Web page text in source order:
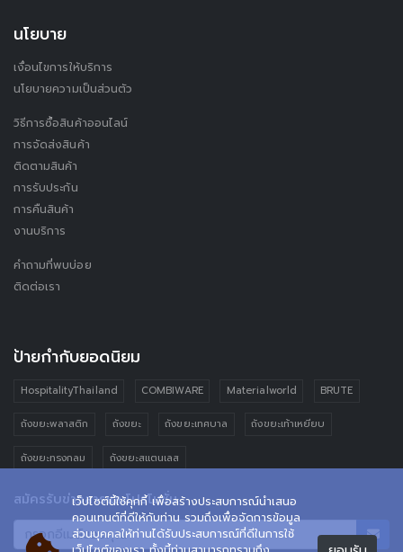
เว็ปไซต์นี้ใช้คุกกี้ เพื่อสร้างประสบการณ์นำเสนอ
คอนเทนต์ที่ดีให้กับท่าน รวมถึงเพื่อจัดการข้อมูล
ส่วนบุคคลให้ท่านได้รับประสบการณ์ที่ดีในการใช้
นโยบาย
เงื่อนไขการให้บริการ
นโยบายความเป็นส่วนตัว
วิธีการซื้อสินค้าออนไลน์
การจัดส่งสินค้า
ติดตามสินค้า
การรับประกัน
การคืนสินค้า
งานบริการ
คำถามที่พบบ่อย
ติดต่อเรา
ป้ายกำกับยอดนิยม
HospitalityThailand COMBIWARE Materialworld BRUTE
ถังขยะพลาสติก ถังขยะ ถังขยะเทศบาล ถังขยะเท้าเหยียบ
ถังขยะทรงกลม ถังขยะสแตนเลส
สมัครรับข่าวสารและโปรโมชั่น